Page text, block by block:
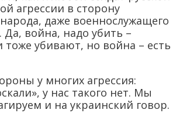
агрессии в сторону
даже военнослужащего
война, надо убить –
убивают, но война – есть
у многих агрессия:
у нас такого нет. Мы
и на украинский говор.